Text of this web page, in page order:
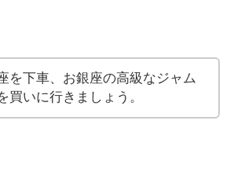
を下車、お銀座の高級なジャム
買いに行きましょう。